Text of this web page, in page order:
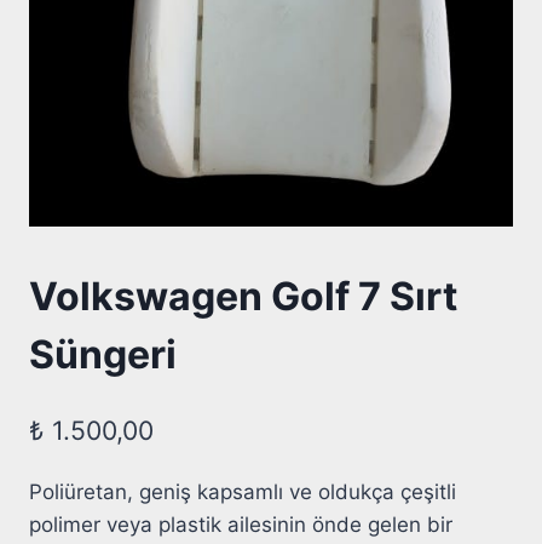
Volkswagen Golf 7 Sırt
Süngeri
₺ 1.500,00
Poliüretan, geniş kapsamlı ve oldukça çeşitli
polimer veya plastik ailesinin önde gelen bir